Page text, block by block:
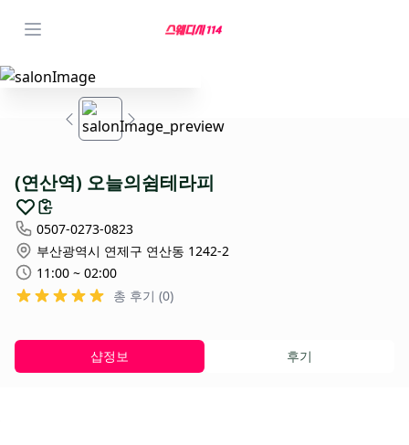
(연산역) 오늘의쉼테라피
0507-0273-0823
부산광역시 연제구 연산동 1242-2
11:00 ~ 02:00
총 후기 (0)
샵정보 후기